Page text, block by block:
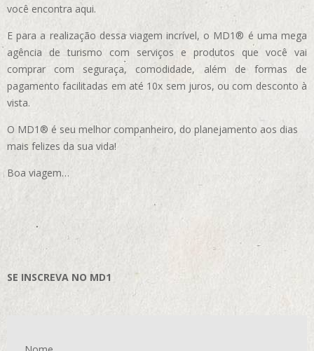
você encontra aqui.
E para a realização dessa viagem incrível, o MD1® é uma mega
agência de turismo com serviços e produtos que você vai
comprar com seguraça, comodidade, além de formas de
pagamento facilitadas em até 10x sem juros, ou com desconto à
vista.
O MD1® é seu melhor companheiro, do planejamento aos dias
mais felizes da sua vida!
Boa viagem…
SE INSCREVA NO MD1